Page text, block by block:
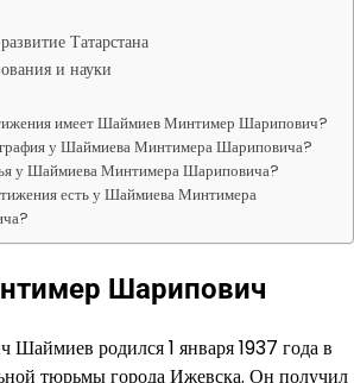
Татарстана
и науки
имеет Шаймиев Минтимер Шарипович?
у Шаймиева Минтимера Шариповича?
у Шаймиева Минтимера Шариповича?
есть у Шаймиева Минтимера
Шарипович
родился 1 января 1937 года в
тюрьмы города Ижевска. Он получил